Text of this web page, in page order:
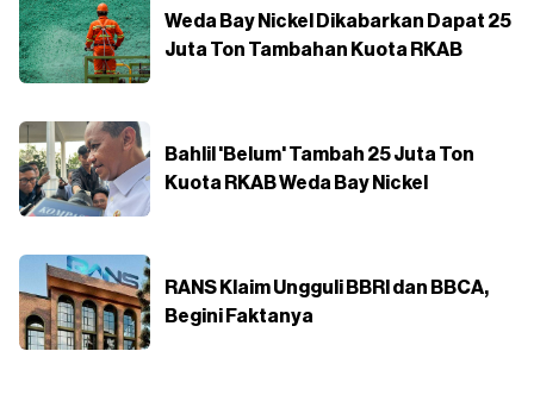
Weda Bay Nickel Dikabarkan Dapat 25
Juta Ton Tambahan Kuota RKAB
Bahlil 'Belum' Tambah 25 Juta Ton
Kuota RKAB Weda Bay Nickel
RANS Klaim Ungguli BBRI dan BBCA,
Begini Faktanya